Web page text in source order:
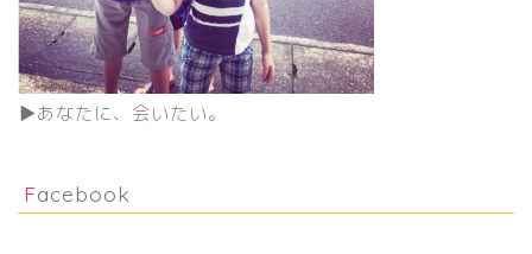
▶︎あなたに、会いたい。
Facebook